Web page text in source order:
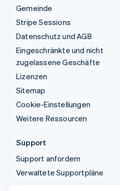
Gemeinde
Stripe Sessions
Datenschutz und AGB
Eingeschränkte und nicht
zugelassene Geschäfte
Lizenzen
Sitemap
Cookie-Einstellungen
Weitere Ressourcen
Support
Support anfordern
Verwaltete Supportpläne